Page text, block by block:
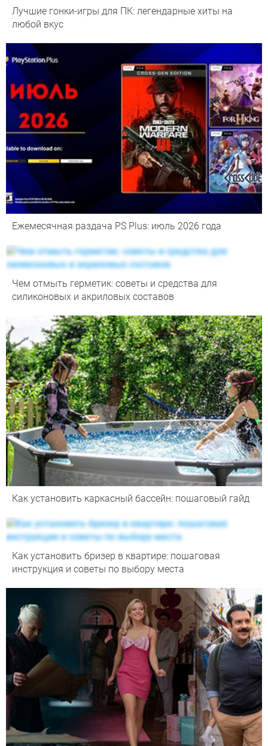
Лучшие гонки-игры для ПК: легендарные хиты на
любой вкус
Ежемесячная раздача PS Plus: июль 2026 года
Чем отмыть герметик: советы и средства для
силиконовых и акриловых составов
Как установить каркасный бассейн: пошаговый гайд
Как установить бризер в квартире: пошаговая
инструкция и советы по выбору места